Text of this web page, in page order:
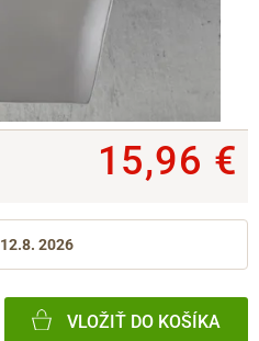
15,96 €
12.8. 2026
VLOŽIŤ DO KOŠÍKA